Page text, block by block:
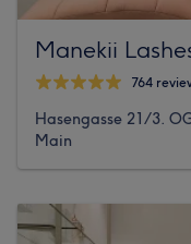
Manekii
764
Hasengasse 21/3.
Main